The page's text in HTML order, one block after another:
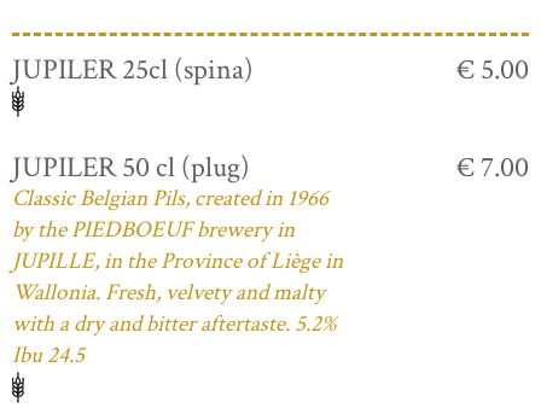
JUPILER 25cl (spina) € 5.00
JUPILER 50 cl (plug)
Classic Belgian Pils, created in 1966
by the PIEDBOEUF brewery in
JUPILLE, in the Province of Liège in
Wallonia. Fresh, velvety and malty
with a dry and bitter aftertaste. 5.2%
Ibu 24.5
€ 7.00